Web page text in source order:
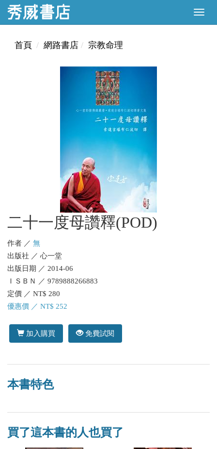
首頁 網路書店 宗教命理
二十一度母讚釋(POD)
作者 ／ 無
出版社 ／ 心一堂
出版日期 ／ 2014-06
ＩＳＢＮ ／ 9789888266883
定價 ／ NT$ 280
優惠價 ／ NT$ 252
加入購買 免費試閱
本書特色
買了這本書的人也買了